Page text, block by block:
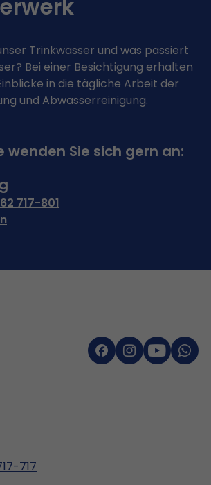
Trinkwasser und was passiert
Bei einer Besichtigung erhalten
in die tägliche Arbeit der
und Abwasserreinigung.
wenden Sie sich gern an:
717-801
717